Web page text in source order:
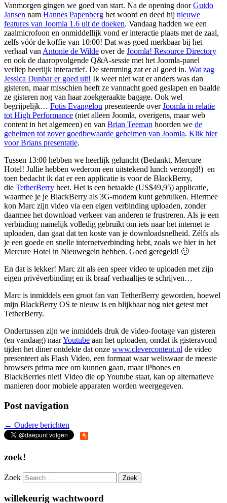
Vanmorgen gingen we goed van start. Na de opening doorGuido
Jansen nam Hannes Papenberg het woord en deed hij nieuwe
features van Joomla 1.6 uit de doeken. Vandaag hadden we een
zaalmicrofoon en onmiddellijk vond er interactie plaats met de zaal,
zelfs vóór de koffie van 10:00! Dat was goed merkbaar bij het
verhaal van Antonie de Wilde over de Joomla! Resource Directory
en ook de daaropvolgende Q&A-sessie met het Joomla-panel
verliep heerlijk interactief. De stemming zat er al goed in. Wat zag
Jessica Dunbar er goed uit! Ik weet niet wat er anders was dan
gisteren, maar misschien heeft ze vannacht goed geslapen en baalde
ze gisteren nog van haar zoekgeraakte bagage. Ook wel
begrijpelijk… Fotis Evangelou presenteerde overJoomla in relatie
tot High Performance (niet alleen Joomla, overigens, maar web
content in het algemeen) en van Brian Teeman hoorden we de
geheimen tot zover goedbewaarde geheimen van Joomla. Klik hier
voor Brians presentatie.
Tussen 13:00 hebben we heerlijk geluncht (Bedankt, Mercure
Hotel! Jullie hebben wederom een uitstekend lunch verzorgd!) en
toen bedacht ik dat er een applicatie is voor de BlackBerry,
die TetherBerry heet. Het is een betaalde (US$49,95) applicatie,
waarmee je je BlackBerry als 3G-modem kunt gebruiken. Hiermee
kon Marc zijn video via een eigen verbinding uploaden, zonder
daarmee het download verkeer van anderen te frustreren. Als je een
verbinding namelijk volledig gebruikt om iets naar het internet te
uploaden, dan gaat dat ten koste van je downloadsnelheid. Zélfs als
je een goede en snelle internetverbinding hebt, zoals we hier in het
Mercure Hotel in Nieuwegein hebben. Goed geregeld! 🙂
En dat is lekker! Marc zit als een speer video te uploaden met zijn
eigen privéverbinding en ik braaf verhaaltjes te schrijven…
Marc is inmiddels een groot fan van TetherBerry geworden, hoewel
mijn BlackBerry OS te nieuw is en blijkbaar nog niet getest met
TetherBerry.
Ondertussen zijn we inmiddels druk de video-footage van gisteren
(en vandaag) naarYoutube aan het uploaden, omdat ik gisteravond
tijden het diner ontdekte dat onze www.clevercontent.nl de video
presenteert als Flash Video, een formaat waar weliswaar de meeste
browsers prima mee om kunnen gaan, maar iPhones en
BlackBerries niet! Video die op Youtube staat, kan op alternatieve
manieren door mobiele apparaten worden weergegeven.
Post navigation
← Oudere berichten
zoek!
Zoek
willekeurig wachtwoord